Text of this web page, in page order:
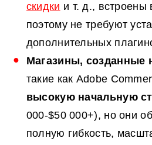
скидки и т. д., встроены
поэтому не требуют
дополнительных
Магазины, созданные
такие как Adobe
высокую начальную
000-$50 000+), но они
полную гибкость,